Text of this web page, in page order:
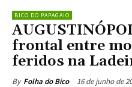
BICO DO PAPAGAIO
frontal entre
feridos na
By Folha do Bico 16 de junho de